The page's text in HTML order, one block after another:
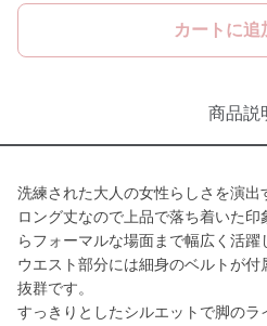
カートに追
商品説
洗練された大人の女性らしさを演出
ロング丈なので上品で落ち着いた
らフォーマルな場面まで幅広く活躍
ウエスト部分には細身のベルトが
抜群です。
すっきりとしたシルエットで脚の